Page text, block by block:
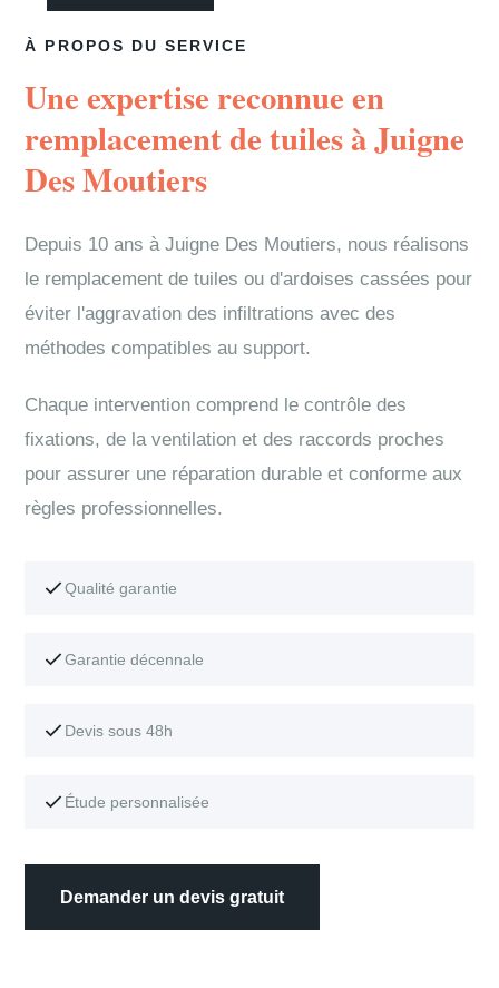
À PROPOS DU SERVICE
Une expertise reconnue en
remplacement de tuiles à Juigne
Des Moutiers
Depuis 10 ans à Juigne Des Moutiers, nous réalisons
le remplacement de tuiles ou d'ardoises cassées pour
éviter l'aggravation des infiltrations avec des
méthodes compatibles au support.
Chaque intervention comprend le contrôle des
fixations, de la ventilation et des raccords proches
pour assurer une réparation durable et conforme aux
règles professionnelles.
Qualité garantie
Garantie décennale
Devis sous 48h
Étude personnalisée
Demander un devis gratuit